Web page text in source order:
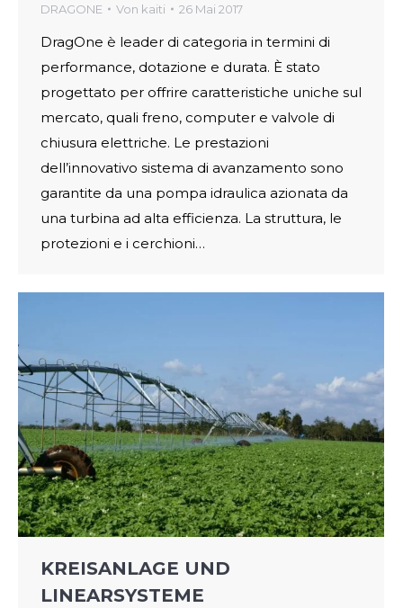
DRAGONE Von kaiti 26 Mai 2017
DragOne è leader di categoria in termini di
performance, dotazione e durata. È stato
progettato per offrire caratteristiche uniche sul
mercato, quali freno, computer e valvole di
chiusura elettriche. Le prestazioni
dell’innovativo sistema di avanzamento sono
garantite da una pompa idraulica azionata da
una turbina ad alta efficienza. La struttura, le
protezioni e i cerchioni…
KREISANLAGE UND
LINEARSYSTEME